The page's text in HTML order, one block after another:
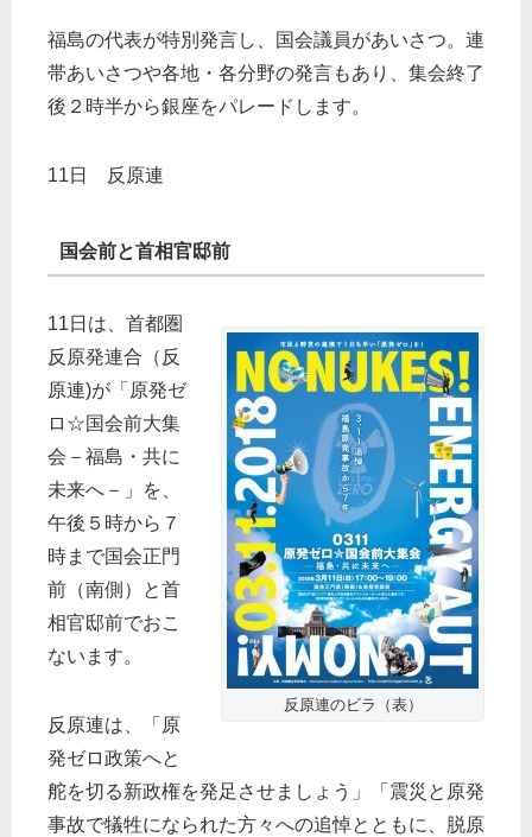
福島の代表が特別発言し、国会議員があいさつ。連
帯あいさつや各地・各分野の発言もあり、集会終了
後２時半から銀座をパレードします。
11日 反原連
国会前と首相官邸前
反原連のビラ（表）
11日は、首都圏
反原発連合（反
原連)が「原発ゼ
ロ☆国会前大集
会－福島・共に
未来へ－」を、
午後５時から７
時まで国会正門
前（南側）と首
相官邸前でおこ
ないます。
反原連は、「原
発ゼロ政策へと
舵を切る新政権を発足させましょう」「震災と原発
事故で犠牲になられた方々への追悼とともに、脱原